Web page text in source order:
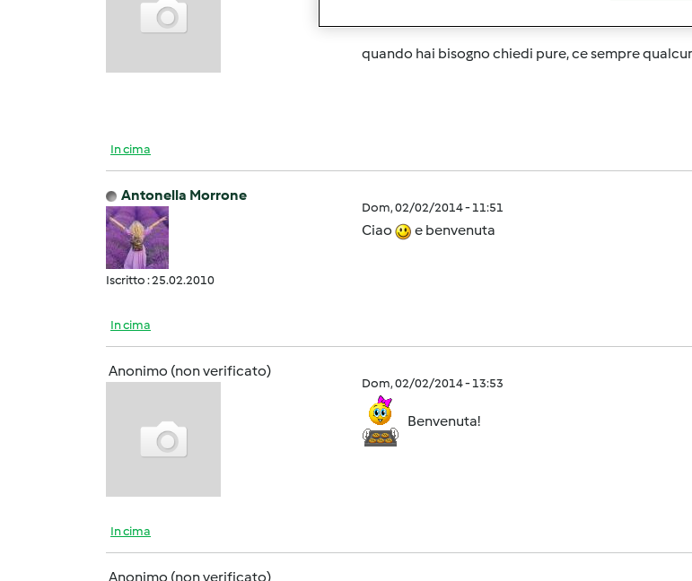
quando hai bisogno chiedi pure, ce sempre
In cima
Antonella Morrone
Iscritto : 25.02.2010
Dom, 02/02/2014 - 11:51
Ciao
e benvenuta
In cima
Anonimo (non verificato)
Dom, 02/02/2014 - 13:53
Benvenuta!
In cima
Anonimo (non verificato)